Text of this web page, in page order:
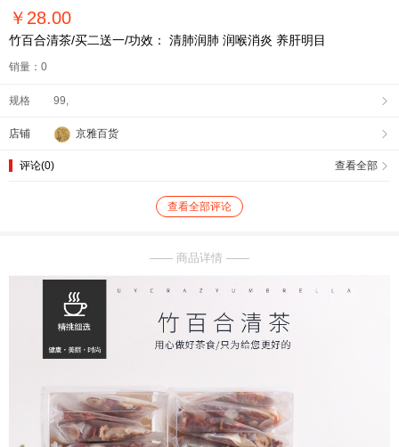
￥ 28.00
竹百合清茶/买二送一/功效： 清肺润肺 润喉消炎 养肝明目
销量：0
规格 99, 
店铺 京雅百货 
评论(0) 查看全部 
查看全部评论
—— 商品详情 ——